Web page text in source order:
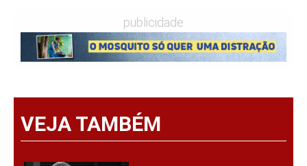
publicidade
VEJA TAMBÉM